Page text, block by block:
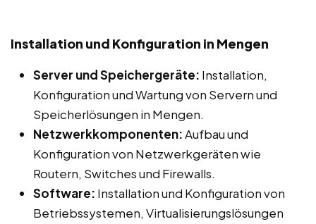
Installation und Konfiguration in Mengen
Server und Speichergeräte: Installation,
Konfiguration und Wartung von Servern und
Speicherlösungen in Mengen.
Netzwerkkomponenten:Aufbau und
Konfiguration von Netzwerkgeräten wie
Routern, Switches und Firewalls.
Software: Installation und Konfiguration von
Betriebssystemen, Virtualisierungslösungen